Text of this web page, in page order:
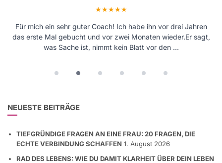
Bewertung: 5 von 5 Sternen
Für mich ein sehr guter Coach! Ich habe ihn vor drei Jahren
das erste Mal gebucht und vor zwei Monaten wieder.Er sagt,
was Sache ist, nimmt kein Blatt vor den …
NEUESTE BEITRÄGE
TIEFGRÜNDIGE FRAGEN AN EINE FRAU: 20 FRAGEN, DIE
ECHTE VERBINDUNG SCHAFFEN 1. August 2026
RAD DES LEBENS: WIE DU DAMIT KLARHEIT ÜBER DEIN LEBEN